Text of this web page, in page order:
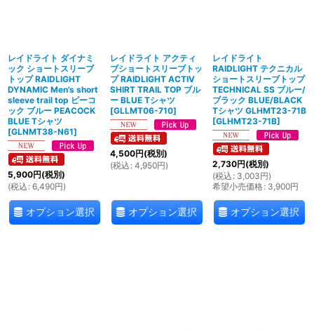
レイドライト ダイナミ
ック ショートスリーブ
トップ RAIDLIGHT
DYNAMIC Men's short
sleeve trail top ピーコ
ック ブルー PEACOCK
BLUE Tシャツ
[GLNMT38-N61]
5,900円(税別)
(税込 : 6,490円)
オプション選択
レイドライト アクティ
ブショートスリーブトッ
プ RAIDLIGHT ACTIV
SHIRT TRAIL TOP ブル
ー BLUE Tシャツ
[GLLMT06-710]
4,500円(税別)
(税込 : 4,950円)
オプション選択
レイドライト
RAIDLIGHT テクニカル
ショートスリーブトップ
TECHNICAL SS ブルー/
ブラック BLUE/BLACK
Tシャツ GLHMT23-71B
[GLHMT23-71B]
2,730円(税別)
(税込 : 3,003円)
希望小売価格: 3,900円
オプション選択